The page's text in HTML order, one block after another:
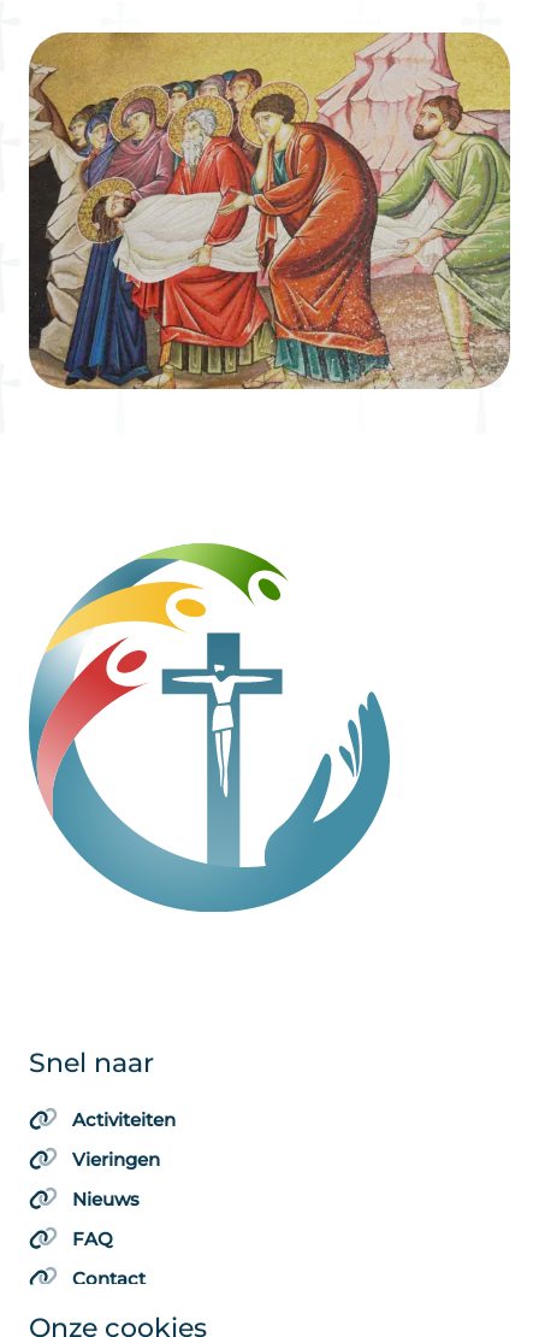
Onze cookies
Snel naar
Activiteiten
Vieringen
Nieuws
FAQ
Contact